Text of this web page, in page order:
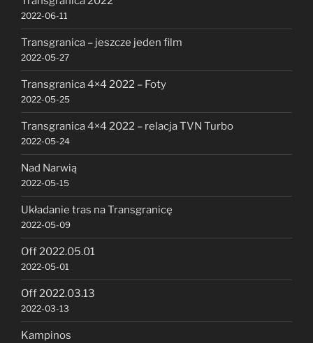
2022-06-11
Transgranica – jeszcze jeden film
2022-05-27
Transgranica 4×4 2022 – Foty
2022-05-25
Transgranica 4×4 2022 – relacja TVN Turbo
2022-05-24
Nad Narwią
2022-05-15
Układanie tras na Transgranicę
2022-05-09
Off 2022.05.01
2022-05-01
Off 2022.03.13
2022-03-13
Kampinos